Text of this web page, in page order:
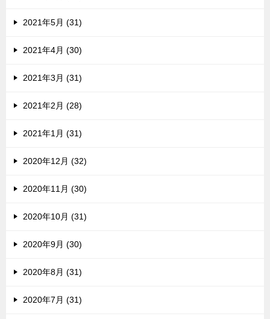
2021年5月 (31)
2021年4月 (30)
2021年3月 (31)
2021年2月 (28)
2021年1月 (31)
2020年12月 (32)
2020年11月 (30)
2020年10月 (31)
2020年9月 (30)
2020年8月 (31)
2020年7月 (31)